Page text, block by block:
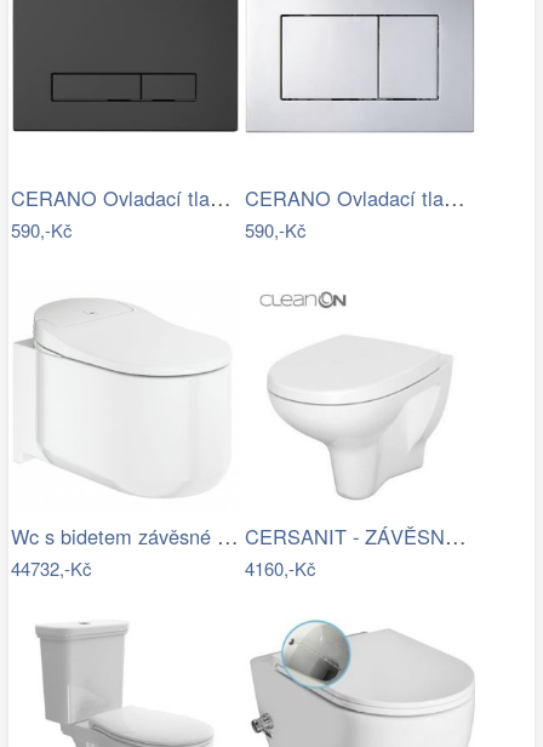
CERANO Ovladací tlačítko WC modulů Lite…
590,-Kč
CERANO Ovladací tlačítko WC modulů Lite…
590,-Kč
Wc s bidetem závěsné GROHE Sensia Arena…
44732,-Kč
CERSANIT - ZÁVĚSNÁ WC MÍSA ARTECO NEW…
4160,-Kč